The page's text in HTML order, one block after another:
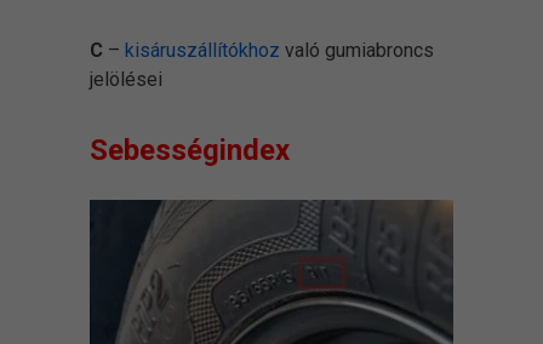
C – kisáruszállítókhoz való gumiabroncs
jelölései
Sebességindex